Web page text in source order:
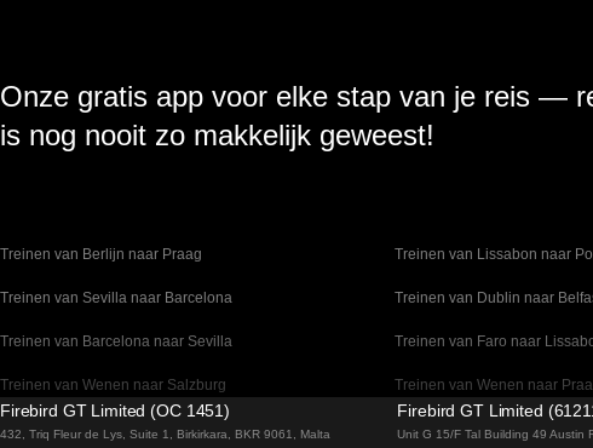
Onze gratis app voor elke stap van je reis —
is nog nooit zo makkelijk geweest!
Treinen van Berlijn naar Praag Treinen van Lissabon naar
Treinen van Sevilla naar Barcelona Treinen van Dublin naar
Treinen van Barcelona naar Sevilla Treinen van Faro naar
Treinen van Wenen naar Salzburg Treinen van Wenen naar
Treinen van Venetie naar Florence Treinen van Valencia naar
Firebird GT Limited (OC 1451)
432, Triq Fleur de Lys, Suite 1, Birkirkara, BKR 9061, Malta
Firebird GT Limited
Unit G 15/F Tal Building 49 Austin